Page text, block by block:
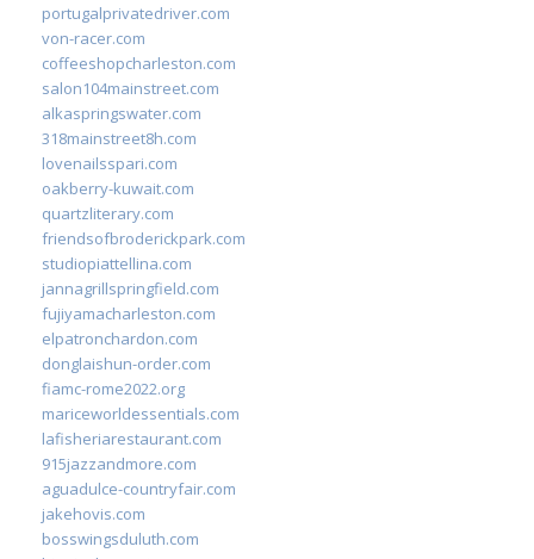
portugalprivatedriver.com
von-racer.com
coffeeshopcharleston.com
salon104mainstreet.com
alkaspringswater.com
318mainstreet8h.com
lovenailsspari.com
oakberry-kuwait.com
quartzliterary.com
friendsofbroderickpark.com
studiopiattellina.com
jannagrillspringfield.com
fujiyamacharleston.com
elpatronchardon.com
donglaishun-order.com
fiamc-rome2022.org
mariceworldessentials.com
lafisheriarestaurant.com
915jazzandmore.com
aguadulce-countryfair.com
jakehovis.com
bosswingsduluth.com